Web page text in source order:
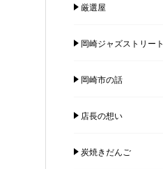
厳選屋
岡崎ジャズストリート
岡崎市の話
店長の想い
炭焼きだんご